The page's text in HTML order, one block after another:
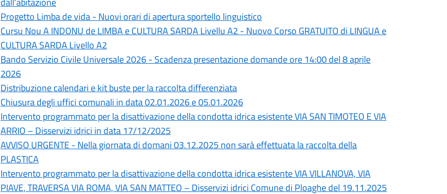
Progetto Limba de vida - Nuovi orari di apertura sportello linguistico
Cursu Nou A INDONU de LIMBA e CULTURA SARDA Livellu A2 - Nuovo Corso GRATUITO di LINGUA e
CULTURA SARDA Livello A2
Bando Servizio Civile Universale 2026 - Scadenza presentazione domande ore 14:00 del 8 aprile
2026
Distribuzione calendari e kit buste per la raccolta differenziata
Chiusura degli uffici comunali in data 02.01.2026 e 05.01.2026
Intervento programmato per la disattivazione della condotta idrica esistente VIA SAN TIMOTEO E VIA
ARRIO – Disservizi idrici in data 17/12/2025
AVVISO URGENTE - Nella giornata di domani 03.12.2025 non sarà effettuata la raccolta della
PLASTICA
Intervento programmato per la disattivazione della condotta idrica esistente VIA VILLANOVA, VIA
PIAVE, TRAVERSA VIA ROMA, VIA SAN MATTEO – Disservizi idrici Comune di Ploaghe del 19.11.2025